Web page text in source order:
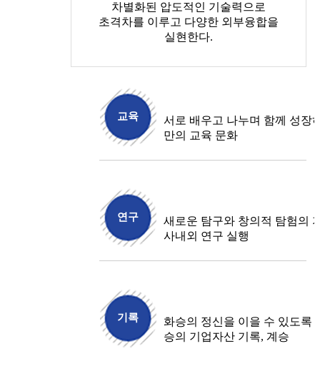
차별화된 압도적인 기술력으로
초격차를 이루고 다양한 외부융합을
실현한다.
교육
서로 배우고 나누며 함께 성장
만의 교육 문화
연구
새로운 탐구와 창의적 탐험의
사내외 연구 실행
기록
화승의 정신을 이을 수 있도록
승의 기업자산 기록, 계승